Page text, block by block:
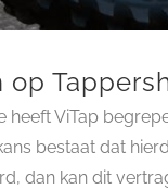
op
heeft ViTap
bestaat dat
dan kan dit